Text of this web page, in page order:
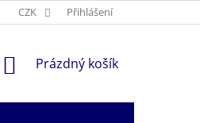
CZK Přihlášení
NÁKUPNÍ
Prázdný košík